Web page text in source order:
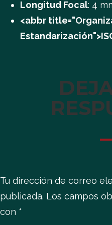
Longitud Focal: 4
<abbr
Tu dirección de correo
publicada. Los campos
con *